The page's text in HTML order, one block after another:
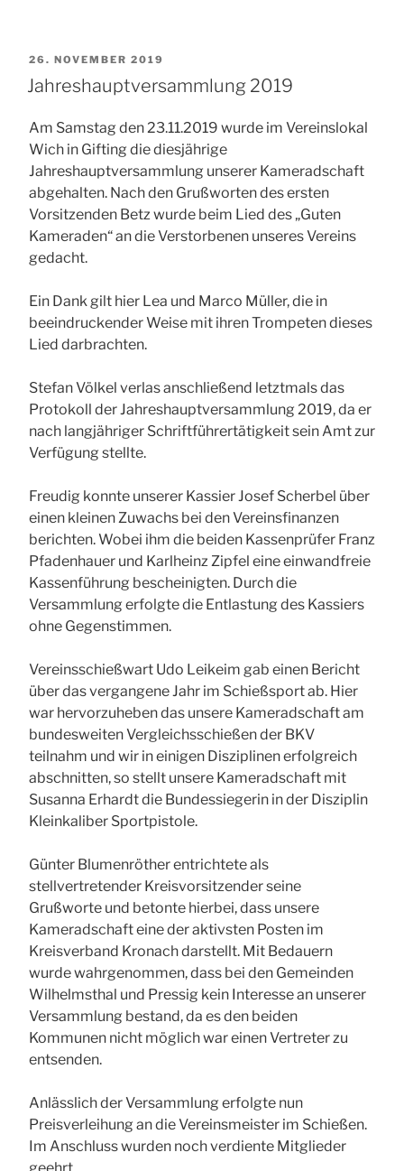
VERÖFFENTLICHT
AM
26. NOVEMBER 2019
Jahreshauptversammlung 2019
Am Samstag den 23.11.2019 wurde im Vereinslokal
Wich in Gifting die diesjährige
Jahreshauptversammlung unserer Kameradschaft
abgehalten. Nach den Grußworten des ersten
Vorsitzenden Betz wurde beim Lied des „Guten
Kameraden“ an die Verstorbenen unseres Vereins
gedacht.
Ein Dank gilt hier Lea und Marco Müller, die in
beeindruckender Weise mit ihren Trompeten dieses
Lied darbrachten.
Stefan Völkel verlas anschließend letztmals das
Protokoll der Jahreshauptversammlung 2019, da er
nach langjähriger Schriftführertätigkeit sein Amt zur
Verfügung stellte.
Freudig konnte unserer Kassier Josef Scherbel über
einen kleinen Zuwachs bei den Vereinsfinanzen
berichten. Wobei ihm die beiden Kassenprüfer Franz
Pfadenhauer und Karlheinz Zipfel eine einwandfreie
Kassenführung bescheinigten. Durch die
Versammlung erfolgte die Entlastung des Kassiers
ohne Gegenstimmen.
Vereinsschießwart Udo Leikeim gab einen Bericht
über das vergangene Jahr im Schießsport ab. Hier
war hervorzuheben das unsere Kameradschaft am
bundesweiten Vergleichsschießen der BKV
teilnahm und wir in einigen Disziplinen erfolgreich
abschnitten, so stellt unsere Kameradschaft mit
Susanna Erhardt die Bundessiegerin in der Disziplin
Kleinkaliber Sportpistole.
Günter Blumenröther entrichtete als
stellvertretender Kreisvorsitzender seine
Grußworte und betonte hierbei, dass unsere
Kameradschaft eine der aktivsten Posten im
Kreisverband Kronach darstellt. Mit Bedauern
wurde wahrgenommen, dass bei den Gemeinden
Wilhelmsthal und Pressig kein Interesse an unserer
Versammlung bestand, da es den beiden
Kommunen nicht möglich war einen Vertreter zu
entsenden.
Anlässlich der Versammlung erfolgte nun
Preisverleihung an die Vereinsmeister im Schießen.
Im Anschluss wurden noch verdiente Mitglieder
geehrt.